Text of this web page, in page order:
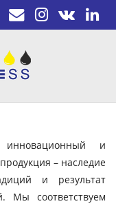
и
– наследие
и результат
Мы соответствуем